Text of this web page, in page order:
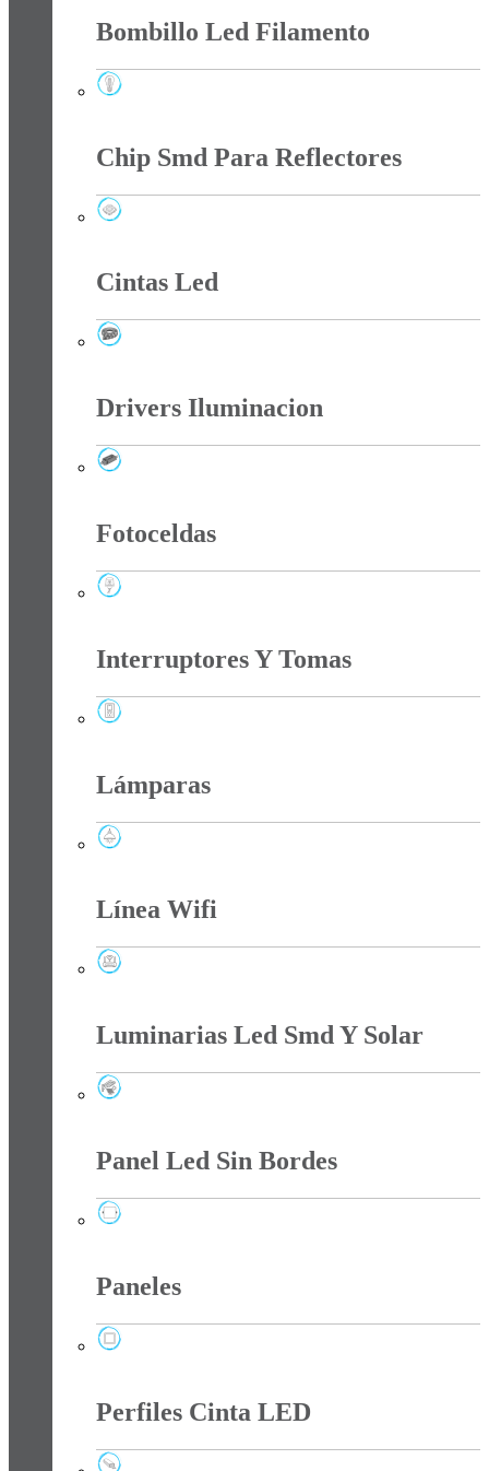
Bombillo Led Filamento
Chip Smd Para Reflectores
Cintas Led
Drivers Iluminacion
Fotoceldas
Interruptores Y Tomas
Lámparas
Línea Wifi
Luminarias Led Smd Y Solar
Panel Led Sin Bordes
Paneles
Perfiles Cinta LED